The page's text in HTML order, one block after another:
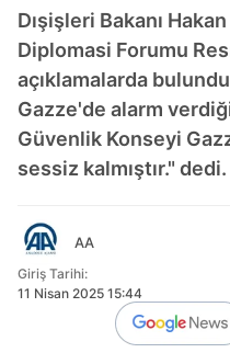
Dışişleri Bakanı
Diplomasi Forumu
açıklamalarda
Gazze'de alarm
Güvenlik Konseyi
sessiz kalmıştır." dedi.
AA
Giriş Tarihi:
11 Nisan 2025 15:44